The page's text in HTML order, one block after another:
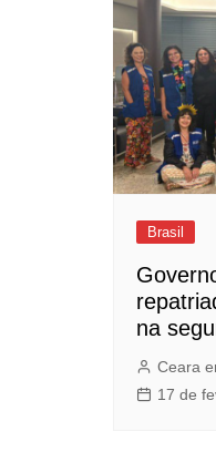
Brasil
na
Ceara
17 de